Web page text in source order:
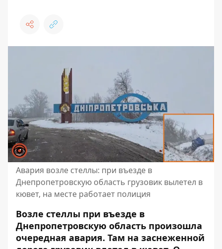
Авария возле стеллы: при въезде в
Днепропетровскую область грузовик вылетел в
кювет, на месте работает полиция
Возле стеллы при въезде в
Днепропетровскую область произошла
очередная авария. Там на заснеженной